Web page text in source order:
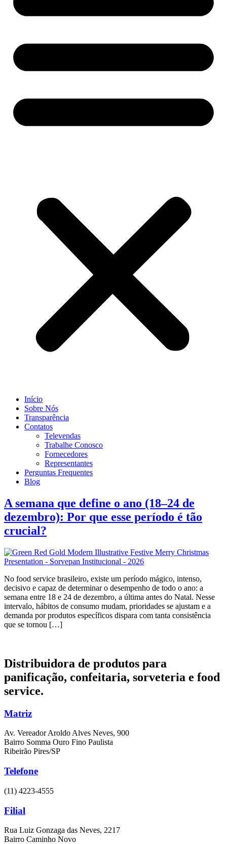
Início
Sobre Nós
Transparência
Contatos
Televendas
Trabalhe Conosco
Fornecedores
Representantes
Perguntas Frequentes
Blog
A semana que define o ano (18–24 de
dezembro): Por que esse período é tão
crucial?
No food service brasileiro, existe um período mágico, intenso,
decisivo e capaz de determinar o desempenho de todo o ano: a
semana entre 18 e 24 de dezembro, a última antes do Natal. Nesse
intervalo, hábitos de consumo mudam, prioridades se ajustam e a
demanda por produtos específicos dispara com tanta consistência
que se tornou […]
Distribuidora de produtos para
panificação, confeitaria, sorveteria e food
service.
Matriz
Av. Vereador Aroldo Alves Neves, 900
Bairro Somma Ouro Fino Paulista
Ribeirão Pires/SP
Telefone
(11) 4223-4555
Filial
Rua Luiz Gonzaga das Neves, 2217
Bairro Caminho Novo